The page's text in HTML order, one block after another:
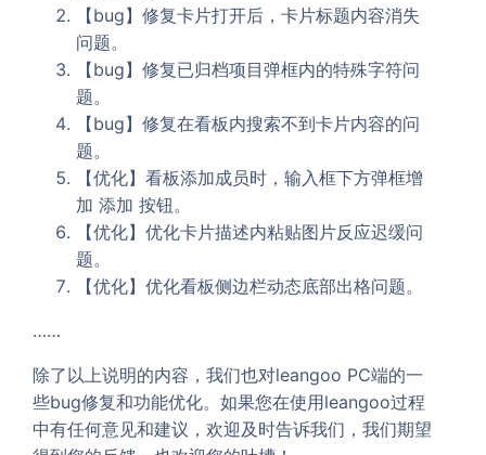
【bug】修复卡片打开后，卡片标题内容消失
问题。
【bug】修复已归档项目弹框内的特殊字符问
题。
【bug】修复在看板内搜索不到卡片内容的问
题。
【优化】看板添加成员时，输入框下方弹框增
加 添加 按钮。
【优化】优化卡片描述内粘贴图片反应迟缓问
题。
【优化】优化看板侧边栏动态底部出格问题。
……
除了以上说明的内容，我们也对leangoo PC端的一
些bug修复和功能优化。如果您在使用leangoo过程
中有任何意见和建议，欢迎及时告诉我们，我们期望